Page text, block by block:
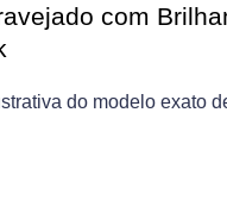
com
do modelo exato